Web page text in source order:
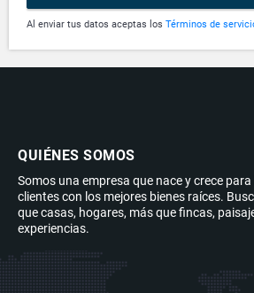
Al enviar tus datos aceptas los Términos de
QUIÉNES SOMOS
Somos una empresa que nace y crece
clientes con los mejores bienes raíces.
que casas, hogares, más que fincas,
experiencias.